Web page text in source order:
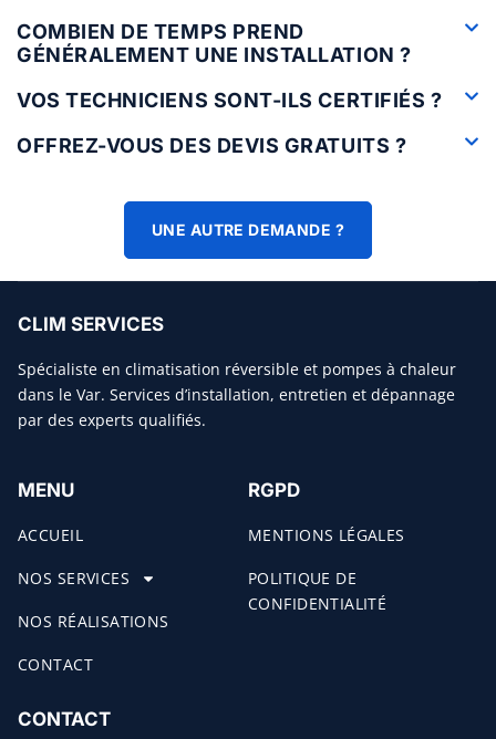
COMBIEN DE TEMPS PREND
GÉNÉRALEMENT UNE INSTALLATION ?
VOS TECHNICIENS SONT-ILS CERTIFIÉS ?
OFFREZ-VOUS DES DEVIS GRATUITS ?
UNE AUTRE DEMANDE ?
CLIM SERVICES
Spécialiste en climatisation réversible et pompes à chaleur
dans le Var. Services d’installation, entretien et dépannage
par des experts qualifiés.
MENU
ACCUEIL
NOS SERVICES
NOS RÉALISATIONS
CONTACT
RGPD
MENTIONS LÉGALES
POLITIQUE DE
CONFIDENTIALITÉ
CONTACT